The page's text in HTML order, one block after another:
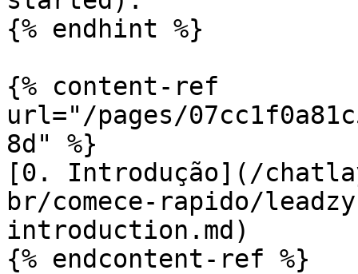
{% endhint %}
{% content-ref
url="/pages/
8d" %}
[0. Introdução](/
br/comece-rapido/
introduction.md)
{% endcontent-ref %}